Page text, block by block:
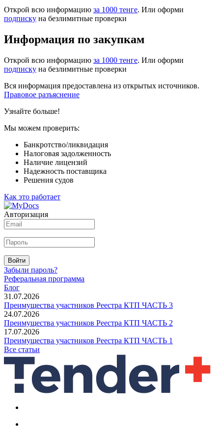
Открой всю информацию за 1000 тенге. Или оформи
подписку на безлимитные проверки
Информация по закупкам
Открой всю информацию за 1000 тенге. Или оформи
подписку на безлимитные проверки
Вся информация предоставлена из открытых источников.
Правовое разъяснение
Узнайте больше!
Мы можем проверить:
Банкротство/ликвидация
Налоговая задолженность
Наличие лицензий
Надежность поставщика
Решения судов
Как это работает
Авторизация
Войти
Забыли пароль?
Реферальная программа
Блог
31.07.2026
Преимущества участников Реестра КТП ЧАСТЬ 3
24.07.2026
Преимущества участников Реестра КТП ЧАСТЬ 2
17.07.2026
Преимущества участников Реестра КТП ЧАСТЬ 1
Все статьи